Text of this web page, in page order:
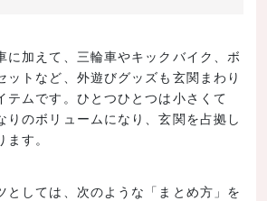
に加えて、三輪車やキックバイク、ボ
ットなど、外遊びグッズも玄関まわり
テムです。ひとつひとつは小さくて
りのボリュームになり、玄関を占拠し
す。
としては、次のような「まとめ方」を